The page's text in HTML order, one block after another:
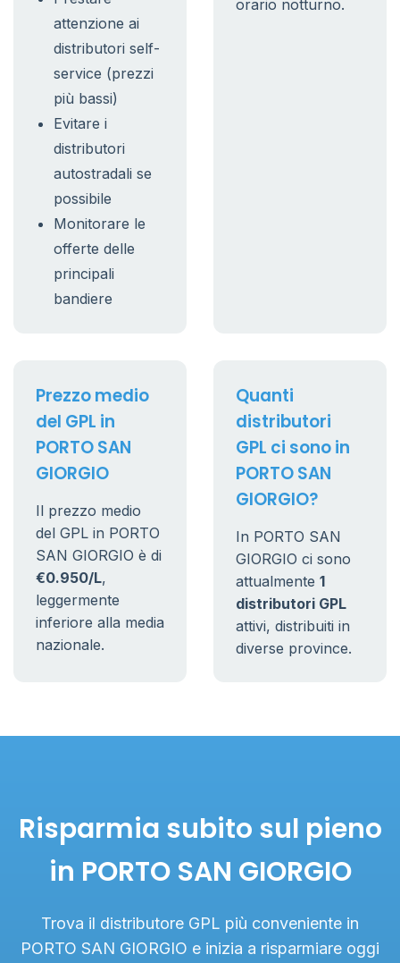
attenzione ai
distributori self-
service (prezzi
più bassi)
Evitare i
distributori
autostradali se
possibile
Monitorare le
offerte delle
principali
bandiere
orario notturno.
Prezzo medio
del GPL in
PORTO SAN
GIORGIO
Il prezzo medio
del GPL in PORTO
SAN GIORGIO è di
€0.950/L,
leggermente
inferiore alla media
nazionale.
Quanti
distributori
GPL ci sono in
PORTO SAN
GIORGIO?
In PORTO SAN
GIORGIO ci sono
attualmente 1
distributori GPL
attivi, distribuiti in
diverse province.
Risparmia subito sul pieno
in PORTO SAN GIORGIO
Trova il distributore GPL più conveniente in
PORTO SAN GIORGIO e inizia a risparmiare oggi